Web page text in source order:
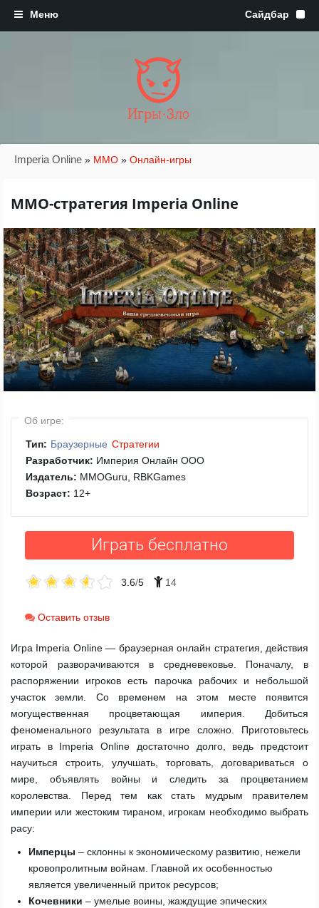
Игры·Зло
Imperia Online » MMO » Онлайн-игры
ММО-стратегия Imperia Online
Об игре:
Тип: Браузерные Стратегии
Разработчик: Империя Онлайн ООО
Издатель: MMOGuru, RBKGames
Возраст: 12+
Играть бесплатно
3.6/5 14
Оставить отзыв
Игра Imperia Online — браузерная онлайн стратегия, действия
которой разворачиваются в средневековье. Поначалу, в
распоряжении игроков есть парочка рабочих и небольшой
участок земли. Со временем на этом месте появится
могущественная процветающая империя. Добиться
феноменального результата в игре сложно. Приготовьтесь
играть в Imperia Online достаточно долго, ведь предстоит
научиться строить, улучшать, торговать, договариваться о
мире, объявлять войны и следить за процветанием
королевства. Перед тем как стать мудрым правителем
империи или жестоким тираном, игрокам необходимо выбрать
расу:
Имперцы – склонны к экономическому развитию, нежели
кровопролитным войнам. Главной их особенностью
является увеличенный приток ресурсов;
Кочевники – умелые воины, жаждущие эпических